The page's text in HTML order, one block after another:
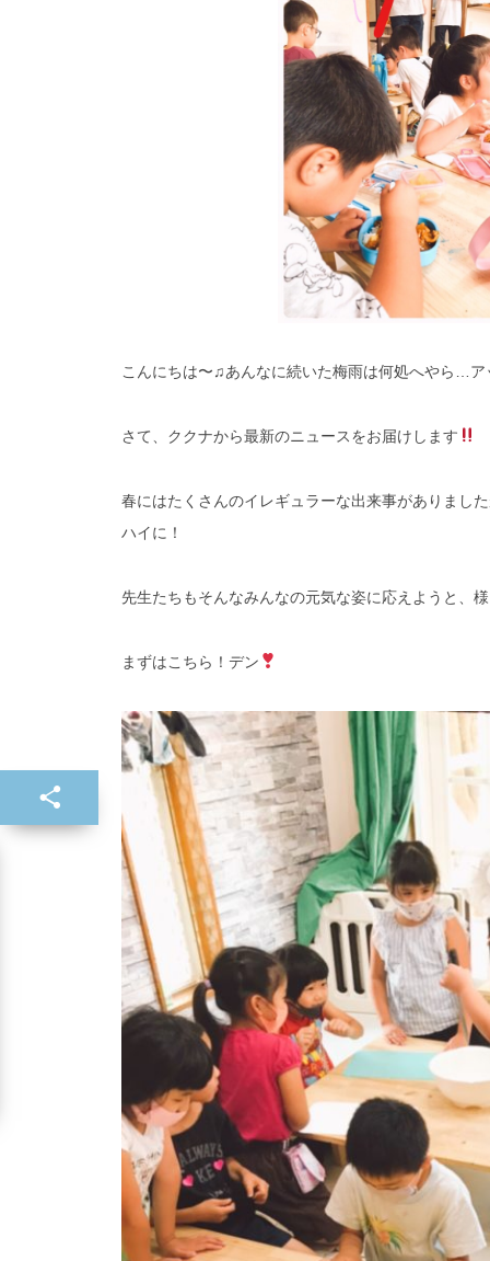
こんにちは〜♫あんなに続いた梅雨は何処へやら…ア
さて、ククナから最新のニュースをお届けします
春にはたくさんのイレギュラーな出来事がありまし
ハイに！
先生たちもそんなみんなの元気な姿に応えようと、
まずはこちら！デン